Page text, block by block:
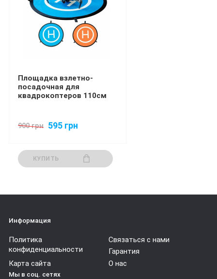
Площадка взлетно-
посадочная для
квадрокоптеров 110см
900 грн 595 грн
КУПИТЬ
Информация
Политика
конфиденциальности
Связаться с нами
Гарантия
Карта сайта
О нас
Мы в соц. сетях